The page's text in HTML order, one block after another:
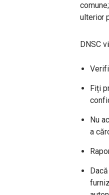
ulterior
DNSC
Fiți
Nu
a